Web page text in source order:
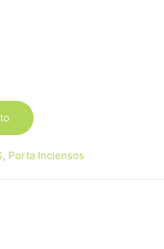
, Porta Inciensos